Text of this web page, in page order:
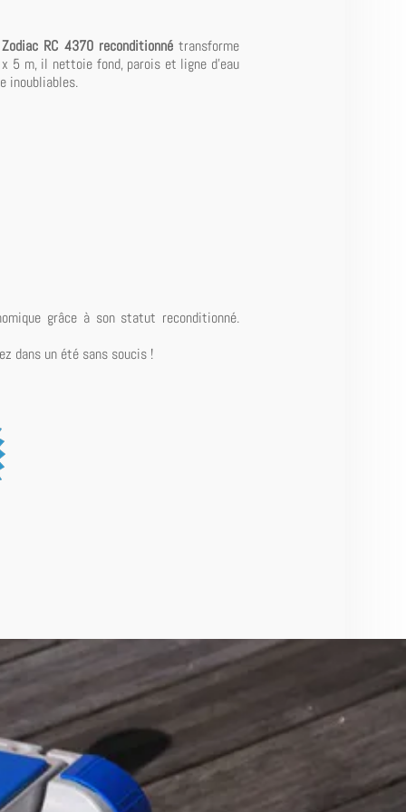
RC 4370 reconditionnétransforme
5 m, il nettoie fond, parois et ligne d'eau
inoubliables.
grâce à son statut reconditionné.
dans un été sans soucis !